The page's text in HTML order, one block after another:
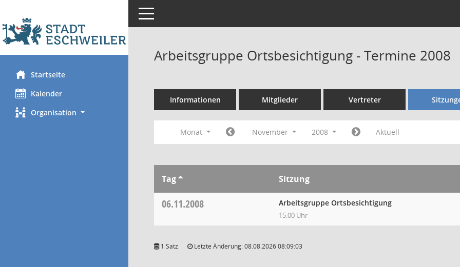
Startseite
Kalender
Organisation
Toggle navigation
Arbeitsgruppe Ortsbesichtigung - Termine 2008
Informationen Mitglieder Vertreter
Monat November 2008 Aktuell
Tag Sitzung
06.11.2008 Arbeitsgruppe Ortsbesichtigung
15:00 Uhr
1 Satz Letzte Änderung: 08.08.2026 08:09:03